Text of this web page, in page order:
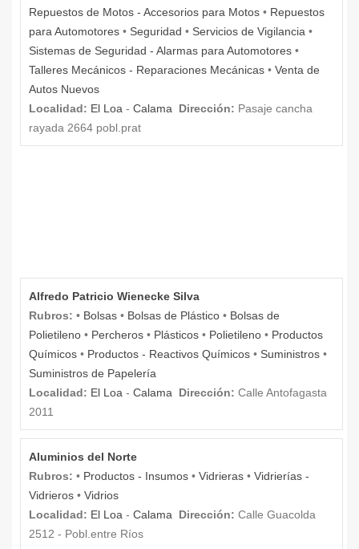
Repuestos de Motos - Accesorios para Motos • Repuestos
para Automotores • Seguridad • Servicios de Vigilancia •
Sistemas de Seguridad - Alarmas para Automotores •
Talleres Mecánicos - Reparaciones Mecánicas • Venta de
Autos Nuevos
Localidad: El Loa - Calama Dirección: Pasaje cancha
rayada 2664 pobl.prat
Alfredo Patricio Wienecke Silva
Rubros: • Bolsas • Bolsas de Plástico • Bolsas de
Polietileno • Percheros • Plásticos • Polietileno • Productos
Químicos • Productos - Reactivos Químicos • Suministros •
Suministros de Papelería
Localidad: El Loa - Calama Dirección: Calle Antofagasta
2011
Aluminios del Norte
Rubros: • Productos - Insumos • Vidrieras • Vidrierías -
Vidrieros • Vidrios
Localidad: El Loa - Calama Dirección: Calle Guacolda
2512 - Pobl.entre Ríos